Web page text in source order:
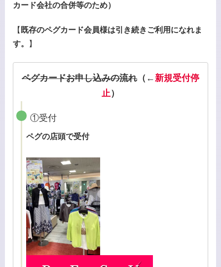
カード会社の合併等のため）
【 既存のペグカード会員様は引き続きご利用になれま
す。
】
ペグカードお申し込みの流れ （← 新規受付停
止）
①受付
ペグの店頭で受付